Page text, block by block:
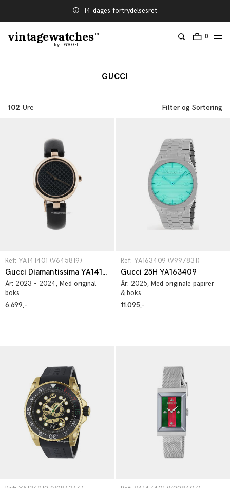
Forsikrede leverancer
vintagewatches TM 0
GUCCI
102 Ure Filter og Sortering
Ref: YA141401 (V645819)
Gucci Diamantissima YA141401
År: 2023 - 2024, Med original
boks
6.699,-
Ref: YA163409 (V997831)
Gucci 25H YA163409
År: 2025, Med originale papirer
& boks
11.095,-